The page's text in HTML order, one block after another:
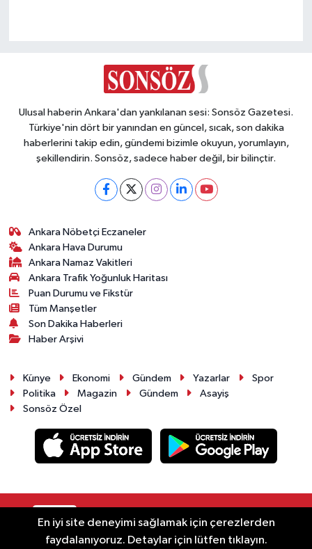
Ulusal haberin Ankara'dan yankılanan sesi: Sonsöz Gazetesi.
Türkiye'nin dört bir yanından en güncel, sıcak, son dakika
haberlerini takip edin, gündemi bizimle okuyun, yorumlayın,
şekillendirin. Sonsöz, sadece haber değil, bir bilinçtir.
Ankara Nöbetçi Eczaneler
Ankara Hava Durumu
Ankara Namaz Vakitleri
Ankara Trafik Yoğunluk Haritası
Puan Durumu ve Fikstür
Tüm Manşetler
Son Dakika Haberleri
Haber Arşivi
Künye Ekonomi Gündem Yazarlar
Spor
Politika
Magazin Gündem
Asayiş
Sonsöz Özel
En iyi site deneyimi sağlamak için çerezlerden
faydalanıyoruz. Detaylar için lütfen tıklayın.